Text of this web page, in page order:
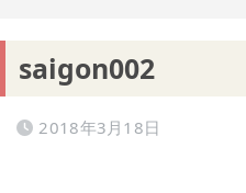
saigon002
2018年3月18日